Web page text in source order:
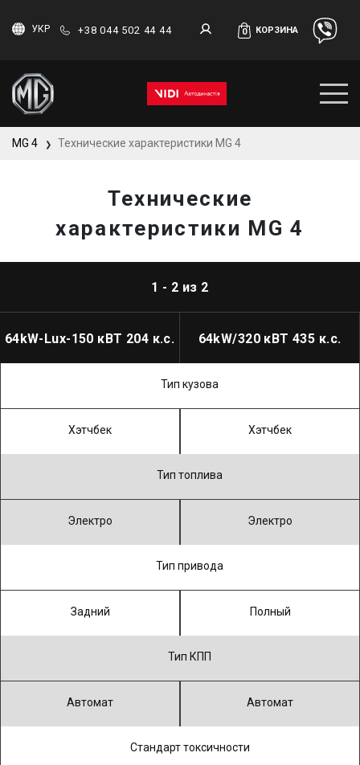
УКР +38 044 502 44 44 0 КОРЗИНА
MG 4 ❯ Технические характеристики MG 4
Технические
характеристики MG 4
1 - 2 из 2
64kW-Lux-150 кВТ 204 к.с. 64kW/320 кВТ 435 к.с.
Тип кузова
Хэтчбек Хэтчбек
Тип топлива
Электро Электро
Тип привода
Задний Полный
Тип КПП
Автомат Автомат
Стандарт токсичности